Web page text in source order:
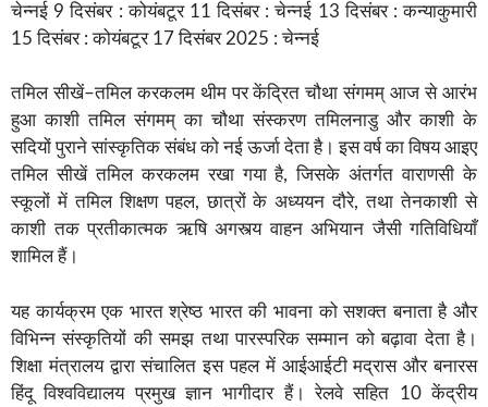
चेन्नई 9 दिसंबर : कोयंबटूर 11 दिसंबर : चेन्नई 13 दिसंबर : कन्याकुमारी
15 दिसंबर : कोयंबटूर 17 दिसंबर 2025 : चेन्नई
तमिल सीखें–तमिल करकलम थीम पर केंद्रित चौथा संगमम् आज से आरंभ
हुआ काशी तमिल संगमम् का चौथा संस्करण तमिलनाडु और काशी के
सदियों पुराने सांस्कृतिक संबंध को नई ऊर्जा देता है। इस वर्ष का विषय आइए
तमिल सीखें तमिल करकलम रखा गया है, जिसके अंतर्गत वाराणसी के
स्कूलों में तमिल शिक्षण पहल, छात्रों के अध्ययन दौरे, तथा तेनकाशी से
काशी तक प्रतीकात्मक ऋषि अगस्त्य वाहन अभियान जैसी गतिविधियाँ
शामिल हैं।
यह कार्यक्रम एक भारत श्रेष्ठ भारत की भावना को सशक्त बनाता है और
विभिन्न संस्कृतियों की समझ तथा पारस्परिक सम्मान को बढ़ावा देता है।
शिक्षा मंत्रालय द्वारा संचालित इस पहल में आईआईटी मद्रास और बनारस
हिंदू विश्वविद्यालय प्रमुख ज्ञान भागीदार हैं। रेलवे सहित 10 केंद्रीय